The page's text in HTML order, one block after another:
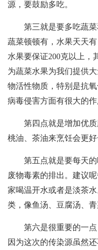
源，要鼓励多吃。
第三就是要多吃蔬
蔬菜顿顿有，水果天天
水果要保证200克以上，
为蔬菜水果为我们提供
物活性物质，特别是抗
病毒侵害方面有很大的作
第四点就是增加优
桃油、茶油来烹饪会更好
第五点就是要每天
废物毒素的排出。建议
家喝温开水或者是淡茶
类，像鱼汤、豆腐汤、青
第六是很重要的一
因为这次的传染源虽然